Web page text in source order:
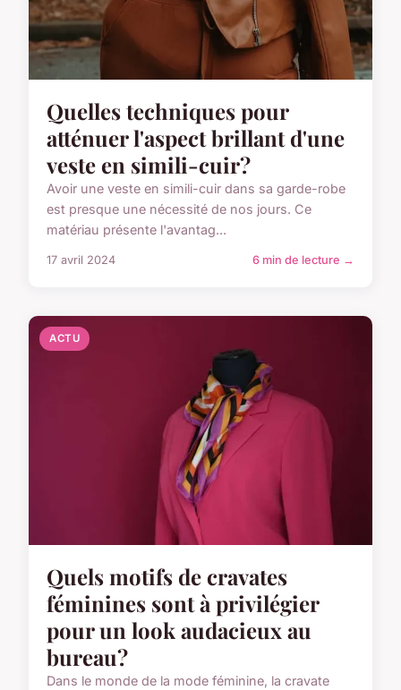
Quelles techniques pour
atténuer l'aspect brillant d'une
veste en simili-cuir?
Avoir une veste en simili-cuir dans sa garde-robe
est presque une nécessité de nos jours. Ce
matériau présente l'avantag...
17 avril 2024 6 min de lecture →
ACTU
Quels motifs de cravates
féminines sont à privilégier
pour un look audacieux au
bureau?
Dans le monde de la mode féminine, la cravate